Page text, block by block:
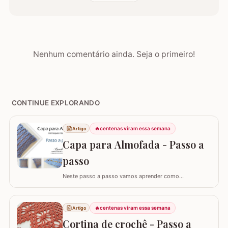
Nenhum comentário ainda. Seja o primeiro!
CONTINUE EXPLORANDO
Artigo 🔥centenas viram essa semana
Capa para Almofada - Passo a
passo
Neste passo a passo vamos aprender como
intercalados. Fiz a capa para almofada de 40 x 40 e
seguindo o passo a passo você consegue adaptar para
o tamanho desejado. Utilizei o fio Barroco Maxcolor da
Círculo S/A. Um fio extremamente macio por ser 100%…
Artigo 🔥centenas viram essa semana
Cortina de crochê - Passo a